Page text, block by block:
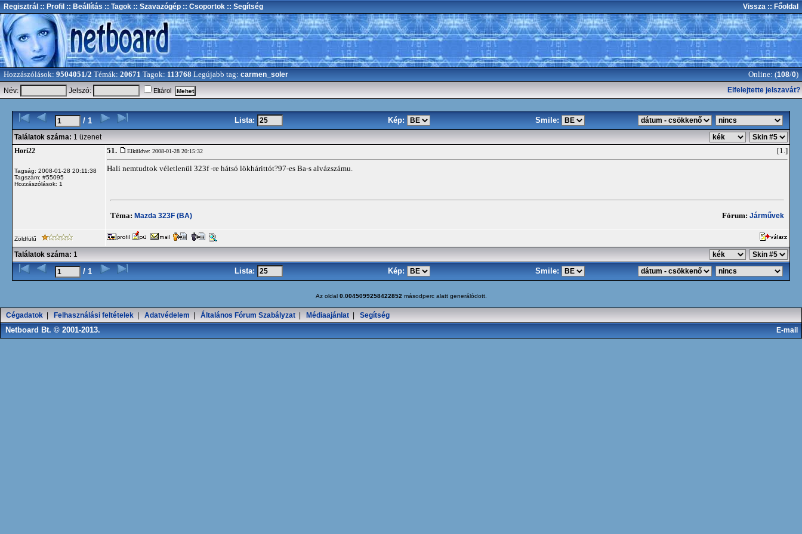
Regisztrál :: Profil :: Beállítás :: Tagok :: Szavazógép :: Csoportok :: Segítség Vissza :: Főoldal
Hozzászólások: 9504051/2 Témák: 20671 Tagok: 113768 Legújabb tag: carmen_soler Online: (108/0)
Név: Jelszó: Eltárol Elfelejtette jelszavát?
/ 1 Lista: Kép: Smile:
Találatok száma: 1 üzenet
Hori22
Tagság: 2008-01-28 20:11:38
Tagszám: #55095
Hozzászólások: 1
51. Elküldve: 2008-01-28 20:15:32 [1.]
Hali nemtudtok véletlenül 323f -re hátsó lökhárittót?97-es Ba-s alvázszámu.
Téma: Mazda 323F (BA) Fórum: Járművek
Zöldfülű
Találatok száma: 1
/ 1 Lista: Kép: Smile:
Az oldal 0.0045099258422852 másodperc alatt generálódott.
Cégadatok Felhasználási feltételek Adatvédelem Általános Fórum Szabályzat Médiaajánlat Segítség
Netboard Bt. © 2001-2013. E-mail